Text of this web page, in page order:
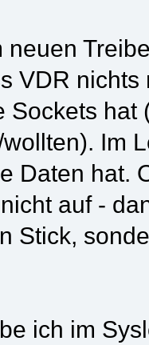
neuen
VDR
Sockets
Im
Daten hat.
auf -
Stick,
ich im